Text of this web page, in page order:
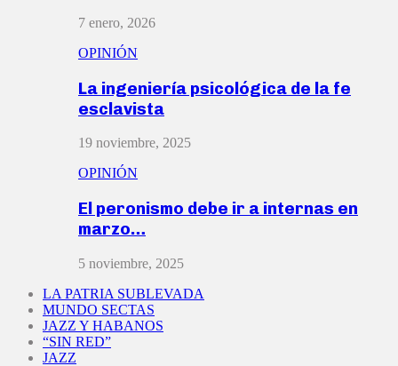
7 enero, 2026
OPINIÓN
La ingeniería psicológica de la fe
esclavista
19 noviembre, 2025
OPINIÓN
El peronismo debe ir a internas en
marzo…
5 noviembre, 2025
LA PATRIA SUBLEVADA
MUNDO SECTAS
JAZZ Y HABANOS
“SIN RED”
JAZZ